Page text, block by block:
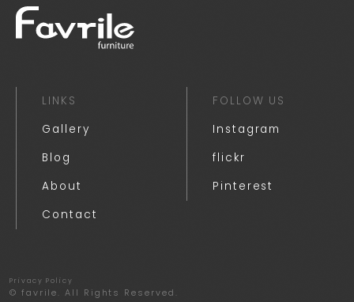
LINKS
Gallery
Blog
About
Contact
FOLLOW US
Instagram
flickr
Pinterest
Privacy Policy
© favrile. All Rights Reserved.